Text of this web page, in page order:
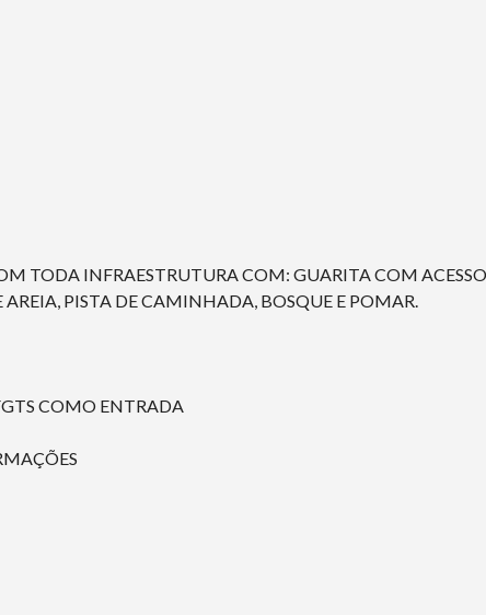
TODA INFRAESTRUTURA COM: GUARITA COM ACESSO
PISTA DE CAMINHADA, BOSQUE E POMAR.
COMO ENTRADA